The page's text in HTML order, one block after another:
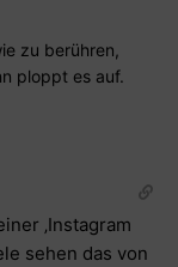
zu berühren,
ploppt es auf.
‚Instagram
sehen das von